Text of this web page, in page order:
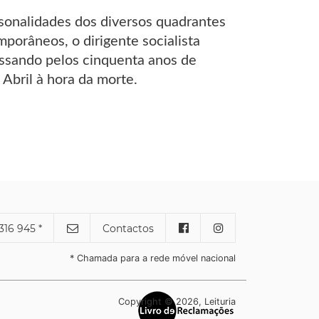
dos diversos quadrantes
o dirigente socialista
pelos cinquenta anos de
à hora da morte.
945 * Contactos
* Chamada para a rede móvel nacional
Copyright © 2026, Leituria